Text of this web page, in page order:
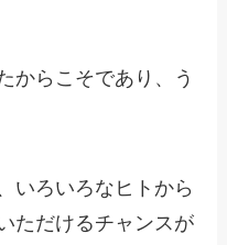
からこそであり、う
いろいろなヒトから
ただけるチャンスが